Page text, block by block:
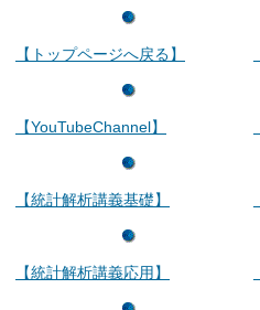
【トップページへ戻る】
【YouTubeChannel】
【統計解析講義基礎】
【統計解析講義応用】